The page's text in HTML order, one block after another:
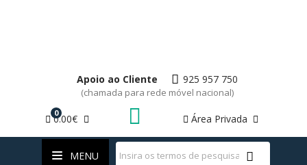
WhatsApp
Apoio ao Cliente 925 957 750
(chamada para rede móvel nacional)
Área Privada
0
0.00€
MENU